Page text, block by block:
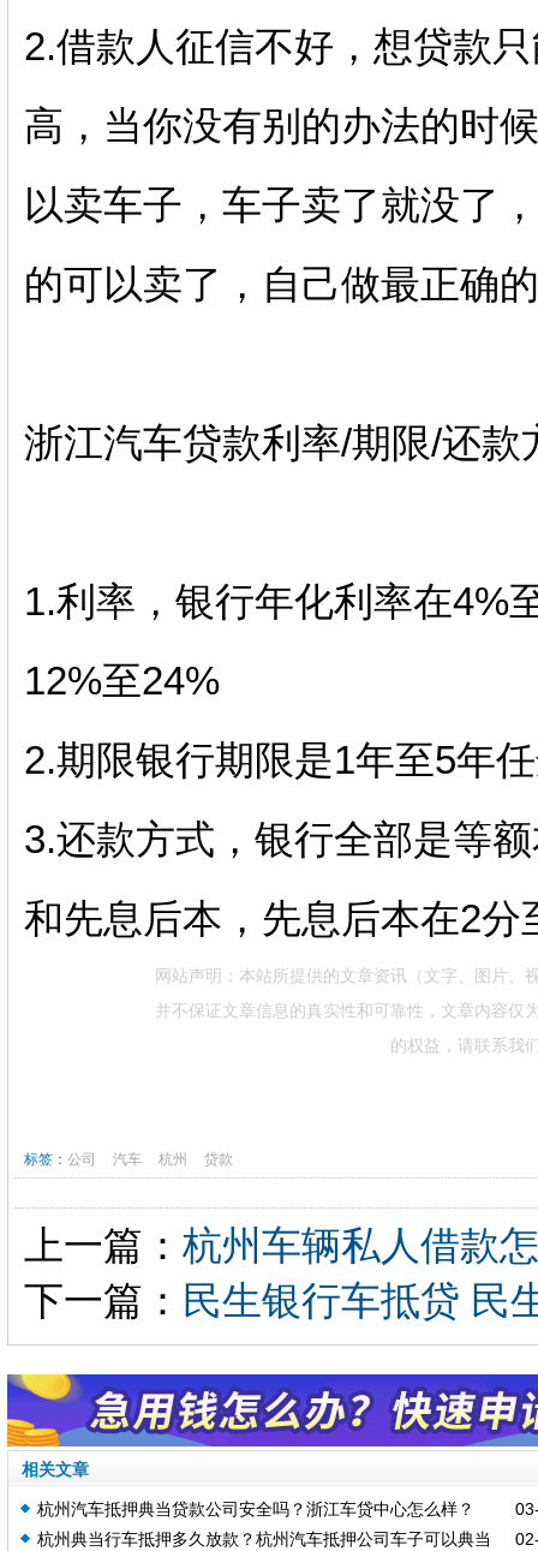
2.借款人征信不好，想贷款
高，当你没有别的办法的时
以卖车子，车子卖了就没了
的可以卖了，自己做最正确
浙江汽车贷款利率/期限/还款
1.利率，银行年化利率在4%
12%至24%
2.期限银行期限是1年至5年
3.还款方式，银行全部是等
和先息后本，先息后本在2分
网站声明：本站所提供的文章资讯（文字、图片
并不保证文章信息的真实性和可靠性，文章内容仅
的权益，请联系我
标签： 公司 汽车 杭州 贷款
上一篇： 杭州车辆私人借款
下一篇： 民生银行车抵贷 民
相关文章
杭州汽车抵押典当贷款公司安全吗？浙江车贷中心怎么样？
杭州典当行车抵押多久放款？杭州汽车抵押公司车子可以典当